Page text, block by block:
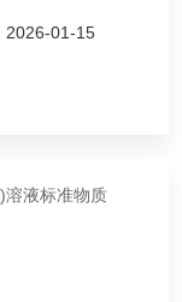
2026-01-15